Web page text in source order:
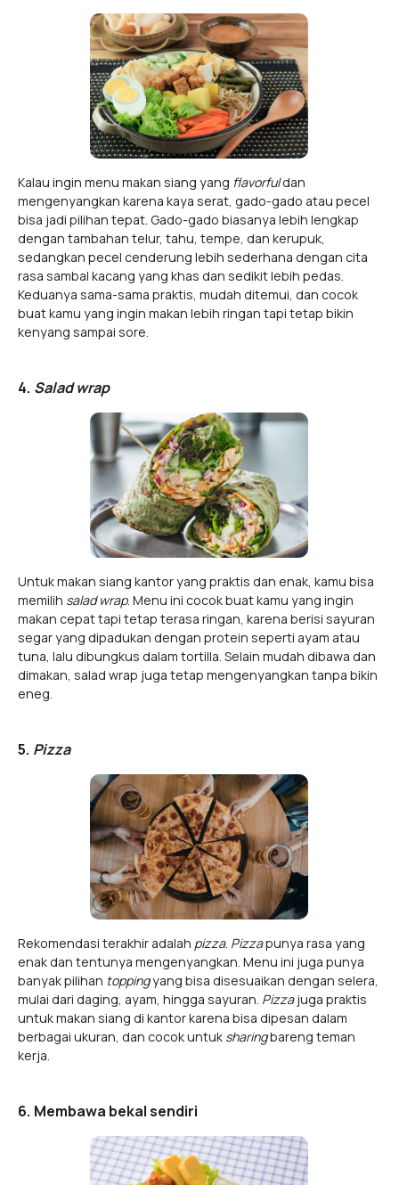
Kalau ingin menu makan siang yang flavorfuldan
mengenyangkan karena kaya serat, gado-gado atau pecel
bisa jadi pilihan tepat. Gado-gado biasanya lebih lengkap
dengan tambahan telur, tahu, tempe, dan kerupuk,
sedangkan pecel cenderung lebih sederhana dengan cita
rasa sambal kacang yang khas dan sedikit lebih pedas.
Keduanya sama-sama praktis, mudah ditemui, dan cocok
buat kamu yang ingin makan lebih ringan tapi tetap bikin
kenyang sampai sore.
4. Salad wrap
Untuk makan siang kantor yang praktis dan enak, kamu bisa
memilih salad wrap. Menu ini cocok buat kamu yang ingin
makan cepat tapi tetap terasa ringan, karena berisi sayuran
segar yang dipadukan dengan protein seperti ayam atau
tuna, lalu dibungkus dalam tortilla. Selain mudah dibawa dan
dimakan, salad wrap juga tetap mengenyangkan tanpa bikin
eneg.
5. Pizza
Rekomendasi terakhir adalah pizza. Pizzapunya rasa yang
enak dan tentunya mengenyangkan. Menu ini juga punya
banyak pilihan toppingyang bisa disesuaikan dengan selera,
mulai dari daging, ayam, hingga sayuran. Pizzajuga praktis
untuk makan siang di kantor karena bisa dipesan dalam
berbagai ukuran, dan cocok untuk sharingbareng teman
kerja.
6. Membawa bekal sendiri